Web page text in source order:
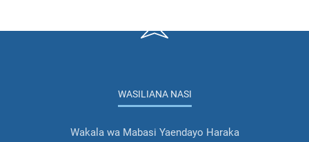
WASILIANA NASI
Wakala wa Mabasi Yaendayo Haraka